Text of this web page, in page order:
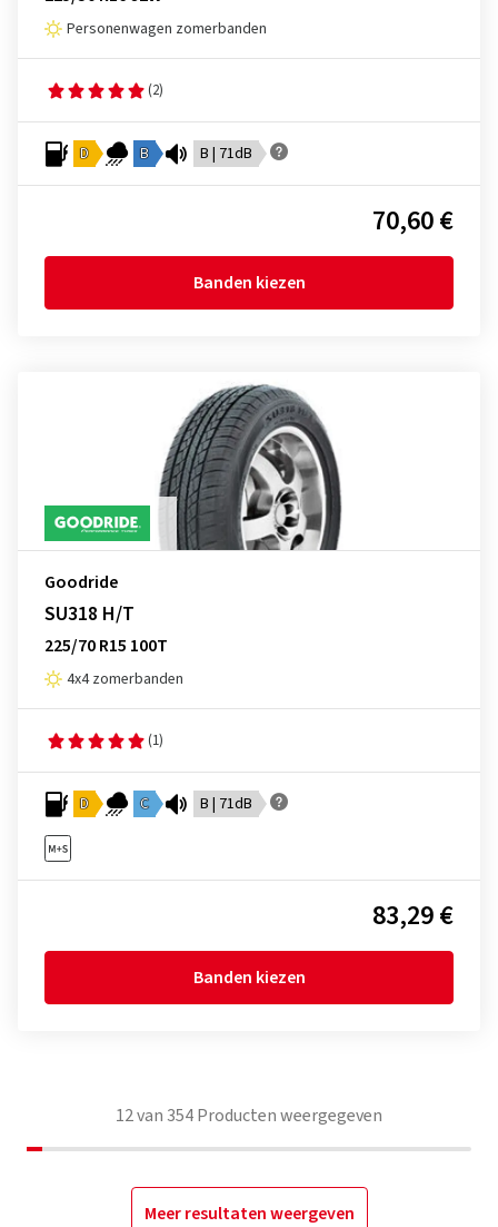
Personenwagen zomerbanden
(2)
D B B | 71dB
70,60 €
Banden kiezen
Goodride
SU318 H/T
225/70 R15 100T
4x4 zomerbanden
(1)
D C B | 71dB
83,29 €
Banden kiezen
12van 354Producten weergegeven
Meer resultaten weergeven